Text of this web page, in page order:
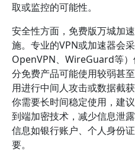
取或监控的可能性。
安全性方面，免费版万城加
施。专业的VPN或加速器会
OpenVPN、WireGuard等
分免费产品可能使用较弱甚
用进行中间人攻击或数据截
你需要长时间稳定使用，建
到端加密技术，减少信息泄
信息如银行账户、个人身份
要。